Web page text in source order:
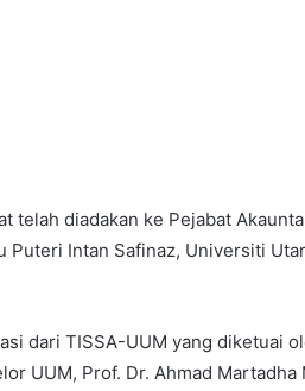
telah diadakan ke Pejabat
Puteri Intan Safinaz, Universiti
dari TISSA-UUM yang diketuai
UUM, Prof. Dr. Ahmad Martadha